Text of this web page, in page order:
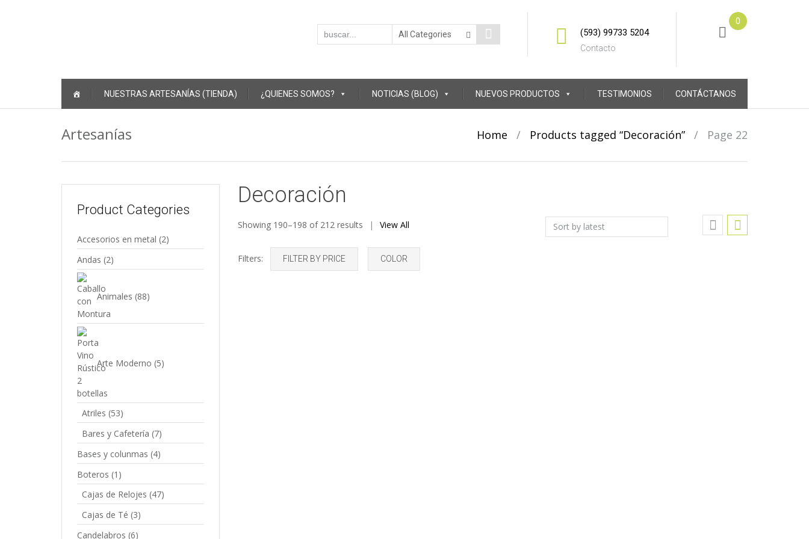
(593) 99733 5204
Contacto
0
content
NUESTRAS ARTESANÍAS (TIENDA) ¿QUIENES SOMOS? NOTICIAS (BLOG) NUEVOS PRODUCTOS TESTIMONIOS CONTÁCTANOS
Artesanías Home / Products tagged “Decoración” / Page 22
Decoración
Showing 190–198 of 212 results View All
Filters: FILTER BY PRICE COLOR
Product Categories
Accesorios en metal (2)
Andas (2)
Animales (88)
Arte Moderno (5)
Atriles (53)
Bares y Cafetería (7)
Bases y colunmas (4)
Boteros (1)
Cajas de Relojes (47)
Cajas de Té (3)
Candelabros (6)